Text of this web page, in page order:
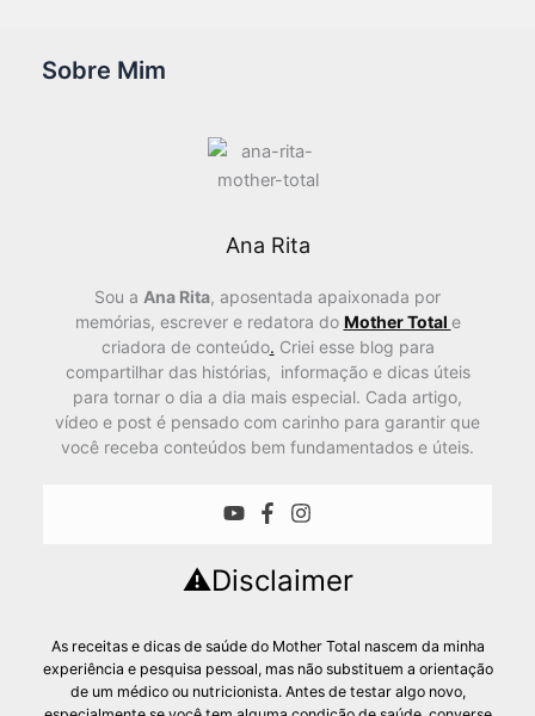
Sobre Mim
Ana Rita
Sou a Ana Rita, aposentada apaixonada por
memórias, escrever e redatora do Mother Total e
criadora de conteúdo. Criei esse blog para
compartilhar das histórias, informação e dicas úteis
para tornar o dia a dia mais especial. Cada artigo,
vídeo e post é pensado com carinho para garantir que
você receba conteúdos bem fundamentados e úteis.
⚠️Disclaimer
As receitas e dicas de saúde do Mother Total nascem da minha
experiência e pesquisa pessoal, mas não substituem a orientação
de um médico ou nutricionista. Antes de testar algo novo,